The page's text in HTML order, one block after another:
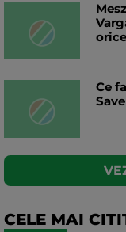
Ce
CELE MAI